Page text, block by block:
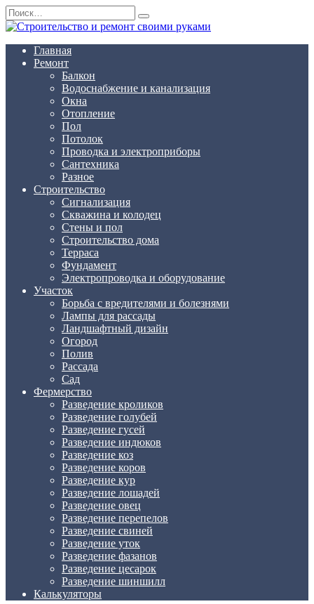
Перейти
к
содержанию
Search
for:
Главная
Ремонт
Балкон
Водоснабжение и канализация
Окна
Отопление
Пол
Потолок
Проводка и электроприборы
Сантехника
Разное
Строительство
Сигнализация
Скважина и колодец
Стены и пол
Строительство дома
Терраса
Фундамент
Электропроводка и оборудование
Участок
Борьба с вредителями и болезнями
Лампы для рассады
Ландшафтный дизайн
Огород
Полив
Рассада
Сад
Фермерство
Разведение кроликов
Разведение голубей
Разведение гусей
Разведение индюков
Разведение коз
Разведение коров
Разведение кур
Разведение лошадей
Разведение овец
Разведение перепелов
Разведение свиней
Разведение уток
Разведение фазанов
Разведение цесарок
Разведение шиншилл
Калькуляторы